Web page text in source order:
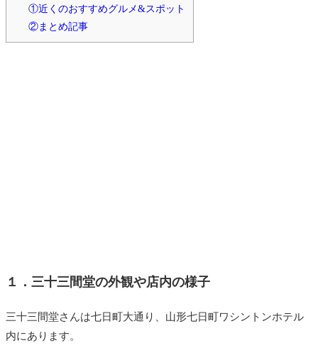
①近くのおすすめグルメ&スポット
②まとめ記事
１．三十三間堂の外観や店内の様子
三十三間堂さんは七日町大通り、山形七日町ワシントンホテル
内にあります。